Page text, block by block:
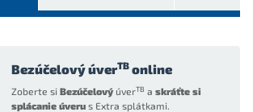
Bezúčelový úverTB online
Zoberte si Bezúčelový úverTB a skráťte si
splácanie úveru s Extra splátkami.